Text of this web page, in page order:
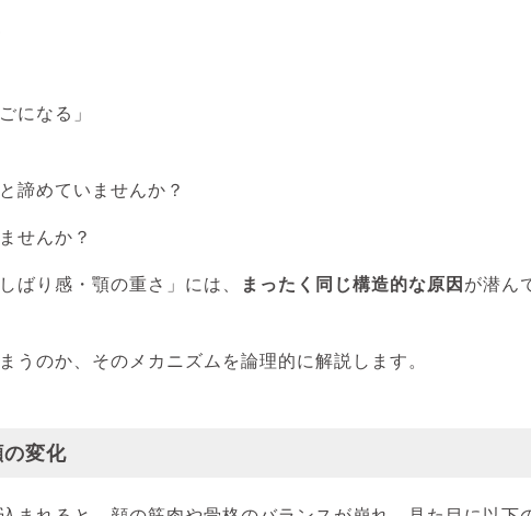
になる」
諦めていませんか？
せんか？
ばり感・顎の重さ」には、 まったく同じ構造的な原因 が潜ん
のか、そのメカニズムを論理的に解説します。
変化